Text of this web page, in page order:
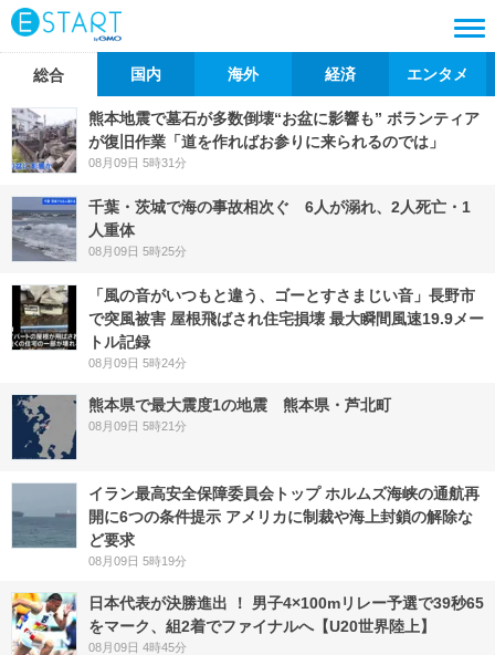
総合 国内 海外 経済 エンタメ
熊本地震で墓石が多数倒壊“お盆に影響も” ボランティア
が復旧作業「道を作ればお参りに来られるのでは」
08月09日 5時31分
千葉・茨城で海の事故相次ぐ 6人が溺れ、2人死亡・1
人重体
08月09日 5時25分
「風の音がいつもと違う、ゴーとすさまじい音」長野市
で突風被害 屋根飛ばされ住宅損壊 最大瞬間風速19.9メー
トル記録
08月09日 5時24分
熊本県で最大震度1の地震 熊本県・芦北町
08月09日 5時21分
イラン最高安全保障委員会トップ ホルムズ海峡の通航再
開に6つの条件提示 アメリカに制裁や海上封鎖の解除な
ど要求
08月09日 5時19分
日本代表が決勝進出 ！ 男子4×100mリレー予選で39秒65
をマーク、組2着でファイナルへ【U20世界陸上】
08月09日 4時45分